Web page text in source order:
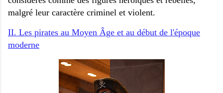
malgré leur caractère criminel et violent.
II. Les pirates au Moyen Âge et au début de l'époque
moderne